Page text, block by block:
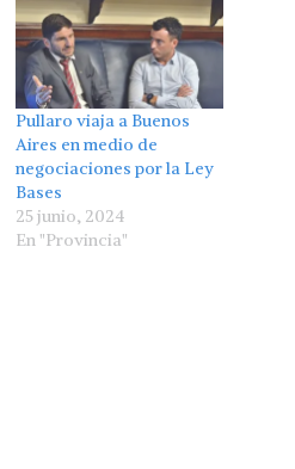
Pullaro viaja a Buenos
Aires en medio de
negociaciones por la Ley
Bases
25 junio, 2024
En "Provincia"